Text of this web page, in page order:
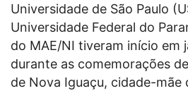
Universidade de São Paulo
Universidade Federal do
do MAE/NI tiveram início em
durante as comemorações
de Nova Iguaçu, cidade-mãe